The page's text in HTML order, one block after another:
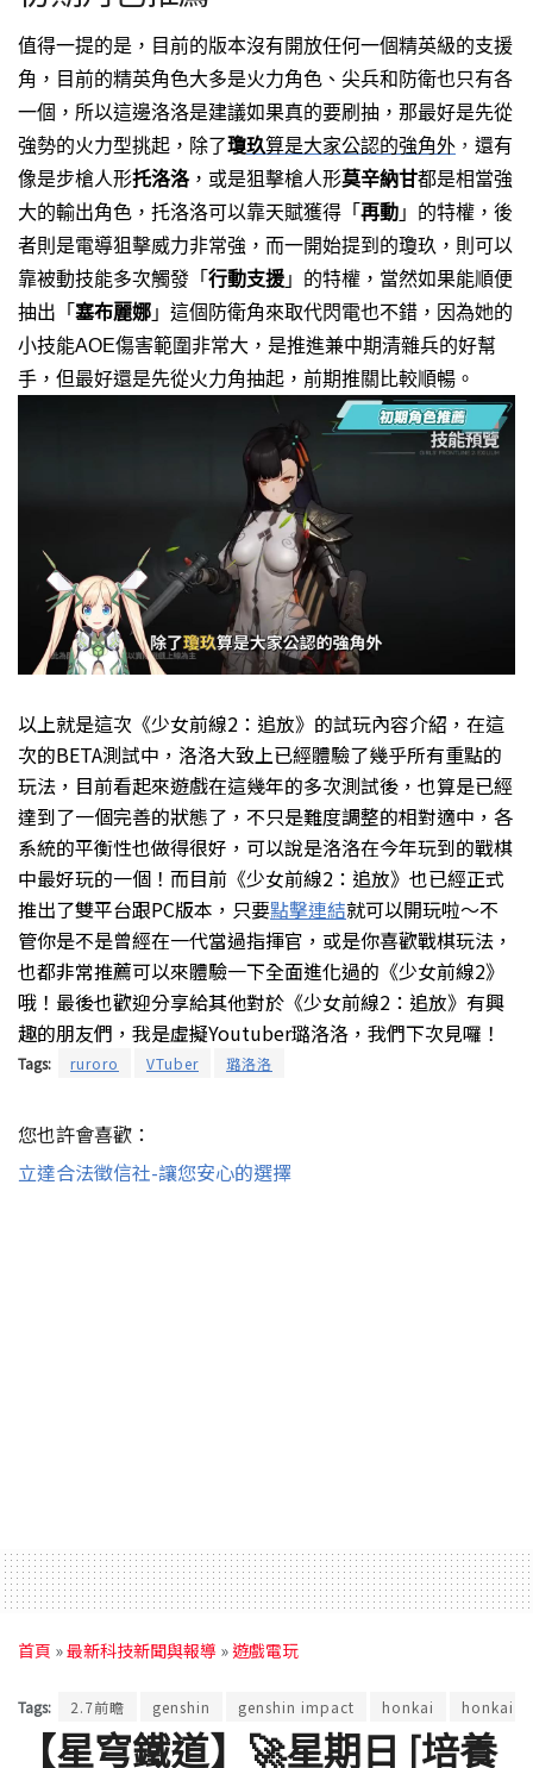
值得一提的是，目前的版本沒有開放任何一個精英級的支援
角， 目前的精英角色大多是火力角色、尖兵和防衛也只有各
一個， 所以這邊洛洛是建議如果真的要刷抽， 那最好是先從
強勢的火力型挑起，除了瓊玖算是大家公認的強角外 ， 還有
像是步槍人形托洛洛， 或是狙擊槍人形莫辛納甘都是相當強
大的輸出角色， 托洛洛可以靠天賦獲得「 再動 」的特權，後
者則是電導狙擊威力非常強， 而一開始提到的瓊玖，則可以
靠被動技能多次觸發「 行動支援 」的特權， 當然如果能順便
抽出「 塞布麗娜 」這個防衛角來取代閃電也不錯， 因為她的
小技能AOE傷害範圍非常大，是推進兼中期清雜兵的好幫
手， 但最好還是先從火力角抽起，前期推關比較順暢。
以上就是這次《少女前線2：追放》的試玩內容介紹， 在這
次的BETA測試中，洛洛大致上已經體驗了幾乎所有重點的
玩法， 目前看起來遊戲在這幾年的多次測試後，也算是已經
達到了一個完善的狀態了， 不只是難度調整的相對適中，各
系統的平衡性也做得很好， 可以說是洛洛在今年玩到的戰棋
中最好玩的一個！ 而目前《少女前線2：追放》也已經正式
推出了雙平台跟PC版本，只要點擊連結就可以開玩啦～不
管你是不是曾經在一代當過指揮官，或是你喜歡戰棋玩法，
也都非常推薦可以來體驗一下全面進化過的《少女前線2》
哦！ 最後也歡迎分享給其他對於 《少女前線2：追放》有興
趣的朋友們， 我是虛擬Youtuber璐洛洛，我們下次見囉！
Tags: ruroro VTuber 璐洛洛
您也許會喜歡：
立達合法徵信社-讓您安心的選擇
首頁 »最新科技新聞與報導 »遊戲電玩
Tags: 2.7前瞻 genshin genshin impact honkai honkai
【星穹鐵道】🚀星期日 [培養